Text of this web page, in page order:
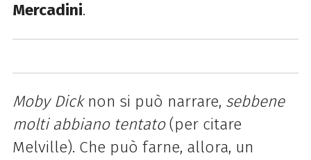
Mercadini.
Moby Dick non si può narrare, sebbene
molti abbiano tentato(per citare
Melville). Che può farne, allora, un